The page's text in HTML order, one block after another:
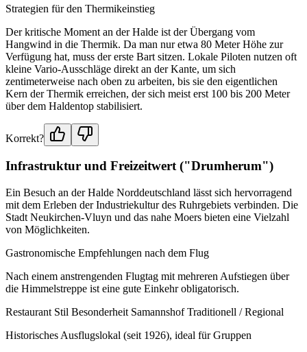
Strategien für den Thermikeinstieg
Der kritische Moment an der Halde ist der Übergang vom
Hangwind in die Thermik. Da man nur etwa 80 Meter Höhe zur
Verfügung hat, muss der erste Bart sitzen. Lokale Piloten nutzen oft
kleine Vario-Ausschläge direkt an der Kante, um sich
zentimeterweise nach oben zu arbeiten, bis sie den eigentlichen
Kern der Thermik erreichen, der sich meist erst 100 bis 200 Meter
über dem Haldentop stabilisiert.
Korrekt?
Infrastruktur und Freizeitwert ("Drumherum")
Ein Besuch an der Halde Norddeutschland lässt sich hervorragend
mit dem Erleben der Industriekultur des Ruhrgebiets verbinden. Die
Stadt Neukirchen-Vluyn und das nahe Moers bieten eine Vielzahl
von Möglichkeiten.
Gastronomische Empfehlungen nach dem Flug
Nach einem anstrengenden Flugtag mit mehreren Aufstiegen über
die Himmelstreppe ist eine gute Einkehr obligatorisch.
Restaurant Stil Besonderheit Samannshof Traditionell / Regional
Historisches Ausflugslokal (seit 1926), ideal für Gruppen